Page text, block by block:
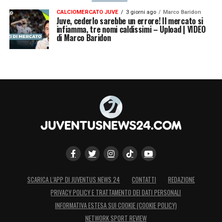
CALCIOMERCATO JUVE 3 giorni ago Marco Baridon
Juve, cederlo sarebbe un errore! Il mercato si
infiamma, tre nomi caldissimi – Upload | VIDEO
di Marco Baridon
SCARICA L’APP DI JUVENTUS NEWS 24 CONTATTI
REDAZIONE
PRIVACY POLICY E TRATTAMENTO DEI DATI PERSONALI
INFORMATIVA ESTESA SUI COOKIE (COOKIE POLICY)
NETWORK SPORT REVIEW